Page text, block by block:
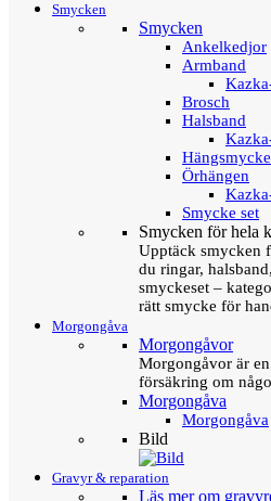
Smycken
Smycken
Ankelkedjor
Armband
Brosch
Halsband
Örhängen
Smycke set
Smycken för hela
Upptäck smycken
du ringar,
smyckeset –
rätt smycke för
Morgongåva
Morgongåvor
Morgongåvor är
försäkring om
Morgongåva
Morgongåva
Bild
Gravyr & reparation
Läs mer om